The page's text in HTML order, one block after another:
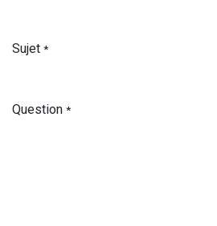
Sujet *
Question *